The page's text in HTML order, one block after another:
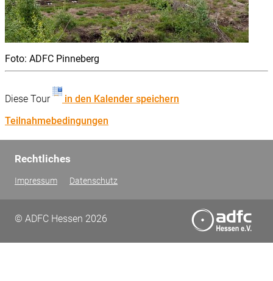
Foto: ADFC Pinneberg
Diese Tour
in den Kalender speichern
Teilnahmebedingungen
Rechtliches
Impressum Datenschutz
© ADFC Hessen 2026